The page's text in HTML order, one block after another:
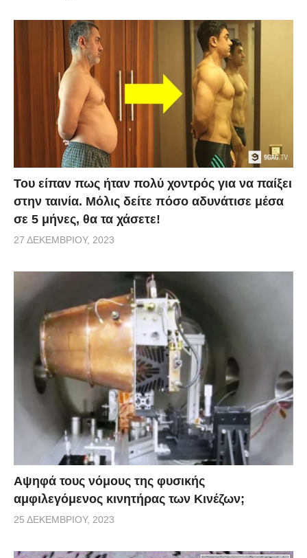
Του είπαν πως ήταν πολύ χοντρός για να παίξει
στην ταινία. Μόλις δείτε πόσο αδυνάτισε μέσα
σε 5 μήνες, θα τα χάσετε!
27 ΔΕΚΕΜΒΡΊΟΥ, 2023
Αψηφά τους νόμους της φυσικής
αμφιλεγόμενος κινητήρας των Κινέζων;
25 ΔΕΚΕΜΒΡΊΟΥ, 2023